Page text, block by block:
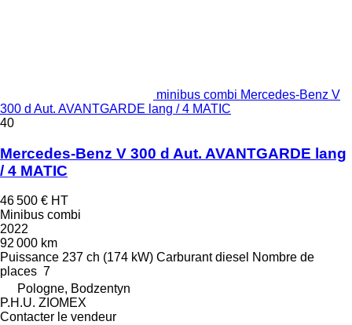
minibus combi Mercedes-Benz V
300 d Aut. AVANTGARDE lang / 4 MATIC
40
Mercedes-Benz V 300 d Aut. AVANTGARDE lang
/ 4 MATIC
46 500 € HT
Minibus combi
2022
92 000 km
Puissance 237 ch (174 kW) Carburant diesel Nombre de
places 7
Pologne, Bodzentyn
P.H.U. ZIOMEX
Contacter le vendeur